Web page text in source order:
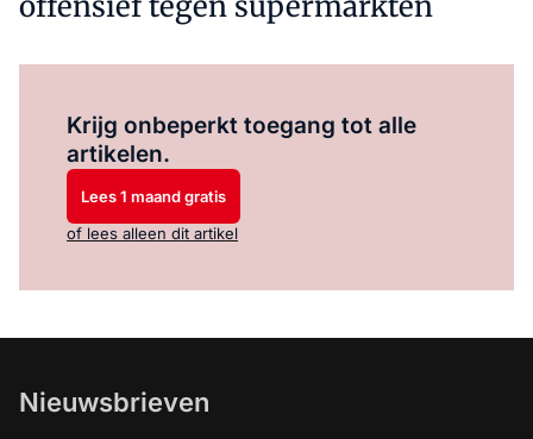
Krijg onbeperkt toegang tot alle
artikelen.
Lees 1 maand gratis
of lees alleen dit artikel
Nieuwsbrieven